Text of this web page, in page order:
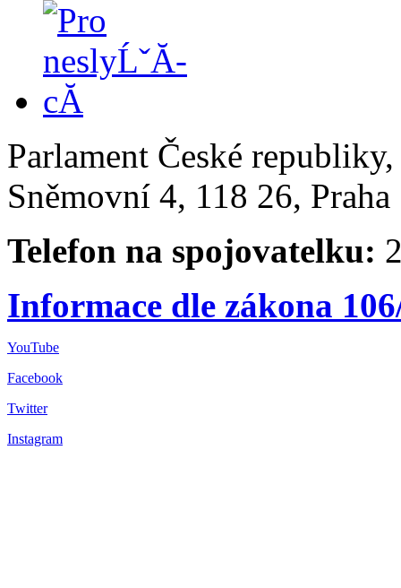
Parlament České
Sněmovní 4, 118 26,
Telefon na spojovatelku:
Informace dle zákona
YouTube
Facebook
Twitter
Instagram